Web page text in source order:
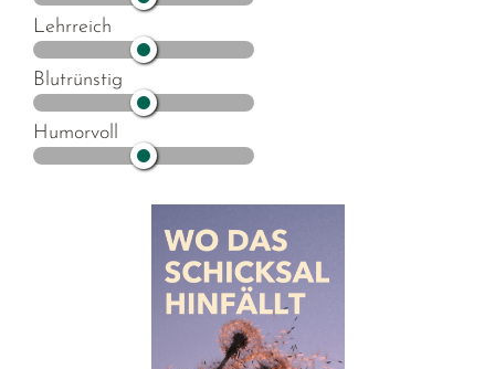
Lehrreich
Blutrünstig
Humorvoll